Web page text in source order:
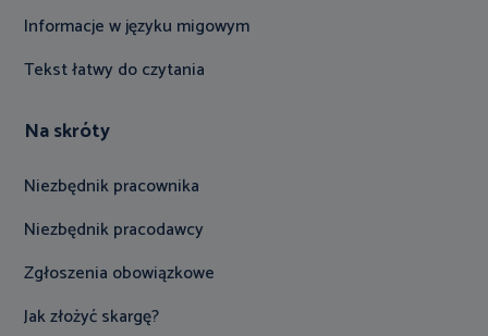
Informacje w języku migowym
Tekst łatwy do czytania
Na skróty
Niezbędnik pracownika
Niezbędnik pracodawcy
Zgłoszenia obowiązkowe
Jak złożyć skargę?